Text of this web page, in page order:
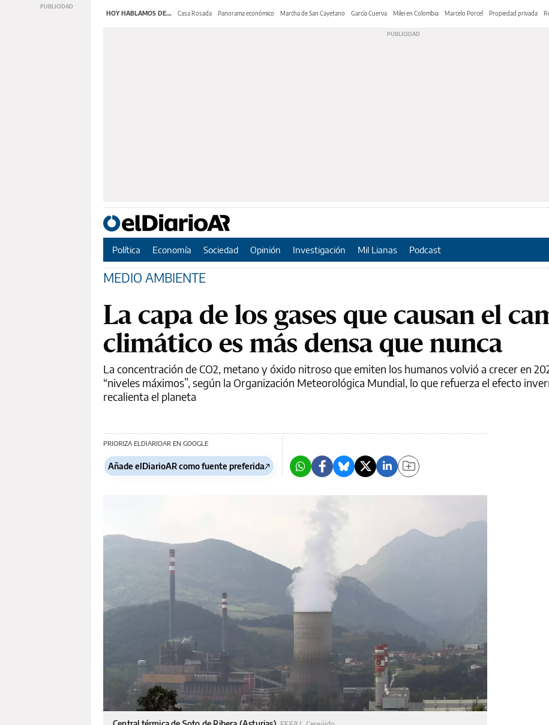
HOY HABLAMOS DE... Casa Rosada Panorama económico Marcha de San Cayetano García Cuerva Milei en Colombia Marcelo Porcel Propiedad privada
Política Economía Sociedad Opinión Investigación Mil Lianas Podcast
MEDIO AMBIENTE
La capa de los gases que causan el
climático es más densa que nunca
La concentración de CO2, metano y óxido nitroso que emiten los humanos volvió a crecer en
“niveles máximos”, según la Organización Meteorológica Mundial, lo que refuerza el efecto
recalienta el planeta
PRIORIZA ELDIARIOAR EN GOOGLE
Añade elDiarioAR como fuente preferida